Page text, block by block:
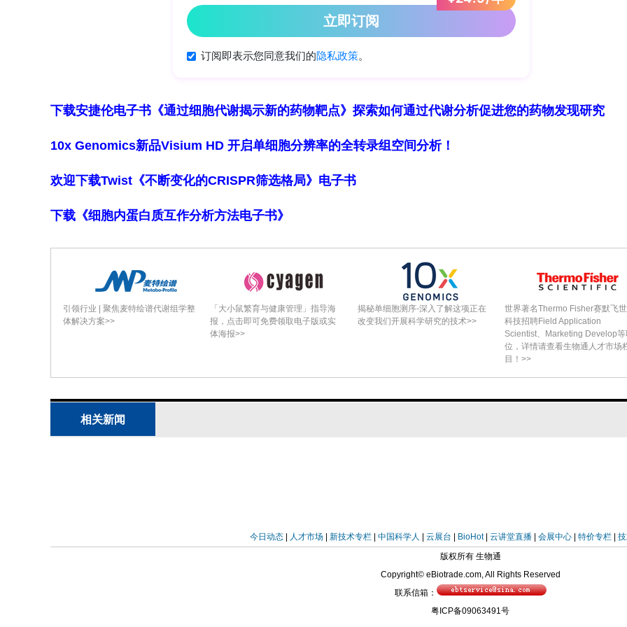
研究背景与核心问题方面，荷兰的药品报销体系由ZIN向MoH提出建议，经后者最终裁定。自
锁定程序实施以来，医院用药品若预期年总支出超过€20 million（2023年7月前为€40
effectiveness、necessity（含proportional shortfall即疾病严重程度评估）和
feasibility（含budget impact分析）。其中proportional shortfall将疾病负担量化为三个等
和ICER评估，ACP则对社会影响重大的药品进行公开审议。
总体特征与CEA开展情况：在350个药品适应症中，106个为医院用药品（进入锁定程序），
244个为门诊药品。311个满足effectiveness criterion，其中189个具有added therapeutic
value。在具有added therapeutic value的适应症中，104个获豁免CEA（80个因预期支出
于阈值获waiver，其余24个因HIV、hepatitis C等特殊原因）。最终86个适应症完成了
CEA，其中49个为医院用药品（锁定程序使其成为强制），37个为门诊药品。
CEA方法学质量与结果判定：ZIN判定71个（83%）CEA方法学sufficient，其中32个的
base-case ICER被调整——或选择更合理的scenario analysis，或用alternative inputs重
comparator confidential price影响过大）。
ICER分布与参考值关系：在65个具确定性ICER且存在incremental costs和effects的适应
中（4个dominant，1个无QALY增益，1个因comparator confidential price无法报告），
下载安捷伦电子书《通过细胞代谢揭示新的药物靶点》探索如何通过代谢分析促进您的药物发现研究
10x Genomics新品Visium HD 开启单细胞分辨率的全转录组空间分析！
欢迎下载Twist《不断变化的CRISPR筛选格局》电子书
下载《细胞内蛋白质互作分析方法电子书》
引领行业 | 聚焦麦特绘谱代谢组学整
体解决方案>>
「大小鼠繁育与健康管理」指导海
报，点击即可免费领取电子版或实
体海报>>
揭秘单细胞测序-深入了解这项正在
改变我们开展科学研究的技术>>
世界著名Thermo Fisher赛默飞
科技招聘Field Application
Scientist、Marketing Develop等
位，详情请查看生物通人才市场
目！>>
相关新闻
今日动态| 人才市场| 新技术专栏| 中国科学人 云展台 BioHot| 云讲堂直播| 会展中心| 特价专栏|
版权所有 生物通
Copyright© eBiotrade.com, All Rights Reserved
联系信箱：
粤ICP备09063491号